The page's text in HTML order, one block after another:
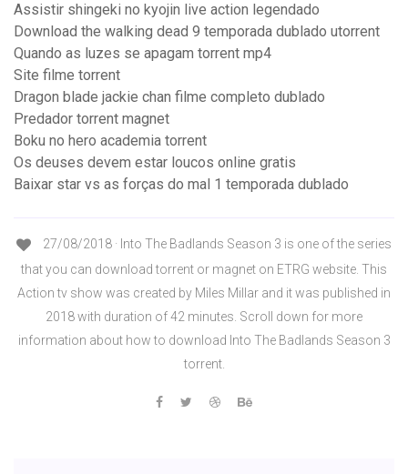
Assistir shingeki no kyojin live action legendado
Download the walking dead 9 temporada dublado utorrent
Quando as luzes se apagam torrent mp4
Site filme torrent
Dragon blade jackie chan filme completo dublado
Predador torrent magnet
Boku no hero academia torrent
Os deuses devem estar loucos online gratis
Baixar star vs as forças do mal 1 temporada dublado
27/08/2018 · Into The Badlands Season 3 is one of the series
that you can download torrent or magnet on ETRG website. This
Action tv show was created by Miles Millar and it was published in
2018 with duration of 42 minutes. Scroll down for more
information about how to download Into The Badlands Season 3
torrent.